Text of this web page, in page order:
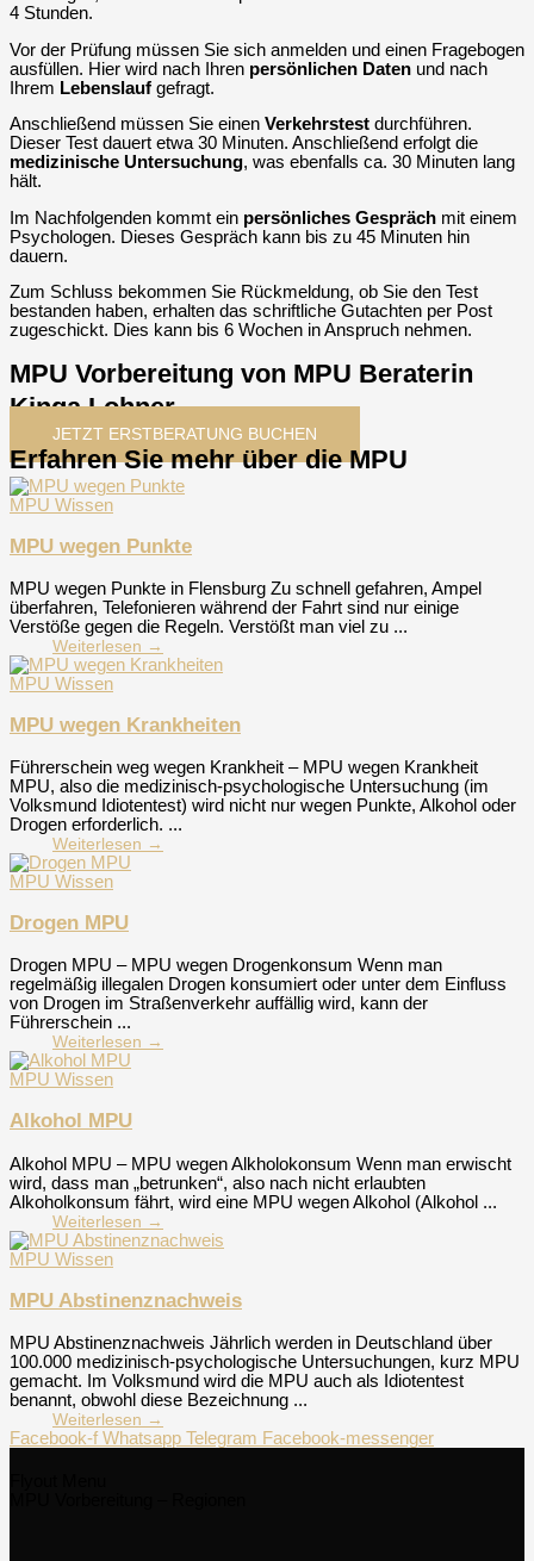
4 Stunden.
Vor der Prüfung müssen Sie sich anmelden und einen Fragebogen
ausfüllen. Hier wird nach Ihren persönlichen Daten und nach
Ihrem Lebenslauf gefragt.
Anschließend müssen Sie einen Verkehrstest durchführen.
Dieser Test dauert etwa 30 Minuten. Anschließend erfolgt die
medizinische Untersuchung, was ebenfalls ca. 30 Minuten lang
hält.
Im Nachfolgenden kommt ein persönliches Gespräch mit einem
Psychologen. Dieses Gespräch kann bis zu 45 Minuten hin
dauern.
Zum Schluss bekommen Sie Rückmeldung, ob Sie den Test
bestanden haben, erhalten das schriftliche Gutachten per Post
zugeschickt. Dies kann bis 6 Wochen in Anspruch nehmen.
MPU Vorbereitung von MPU Beraterin
Kinga Lohner
JETZT ERSTBERATUNG BUCHEN
Erfahren Sie mehr über die MPU
MPU Wissen
MPU wegen Punkte
MPU wegen Punkte in Flensburg Zu schnell gefahren, Ampel
überfahren, Telefonieren während der Fahrt sind nur einige
Verstöße gegen die Regeln. Verstößt man viel zu ...
Weiterlesen →
MPU Wissen
MPU wegen Krankheiten
Führerschein weg wegen Krankheit – MPU wegen Krankheit
MPU, also die medizinisch-psychologische Untersuchung (im
Volksmund Idiotentest) wird nicht nur wegen Punkte, Alkohol oder
Drogen erforderlich. ...
Weiterlesen →
MPU Wissen
Drogen MPU
Drogen MPU – MPU wegen Drogenkonsum Wenn man
regelmäßig illegalen Drogen konsumiert oder unter dem Einfluss
von Drogen im Straßenverkehr auffällig wird, kann der
Führerschein ...
Weiterlesen →
MPU Wissen
Alkohol MPU
Alkohol MPU – MPU wegen Alkholokonsum Wenn man erwischt
wird, dass man „betrunken“, also nach nicht erlaubten
Alkoholkonsum fährt, wird eine MPU wegen Alkohol (Alkohol ...
Weiterlesen →
MPU Wissen
MPU Abstinenznachweis
MPU Abstinenznachweis Jährlich werden in Deutschland über
100.000 medizinisch-psychologische Untersuchungen, kurz MPU
gemacht. Im Volksmund wird die MPU auch als Idiotentest
benannt, obwohl diese Bezeichnung ...
Weiterlesen →
Facebook-f Whatsapp Telegram Facebook-messenger